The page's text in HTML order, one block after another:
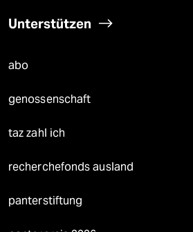
Unterstützen
abo
genossenschaft
taz zahl ich
recherchefonds ausland
panterstiftung